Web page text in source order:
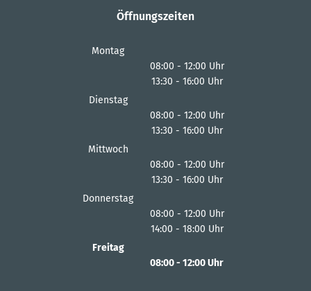
Öffnungszeiten
Montag
08:00 - 12:00 Uhr
Von 08:00 bis 12:00 Uhr
13:30 - 16:00 Uhr
Dienstag
08:00 - 12:00 Uhr
Von 08:00 bis 12:00 Uhr
13:30 - 16:00 Uhr
Mittwoch
08:00 - 12:00 Uhr
Von 08:00 bis 12:00 Uhr
13:30 - 16:00 Uhr
Donnerstag
08:00 - 12:00 Uhr
Von 08:00 bis 12:00 Uhr
14:00 - 18:00 Uhr
Freitag
08:00- 12:00Uhr